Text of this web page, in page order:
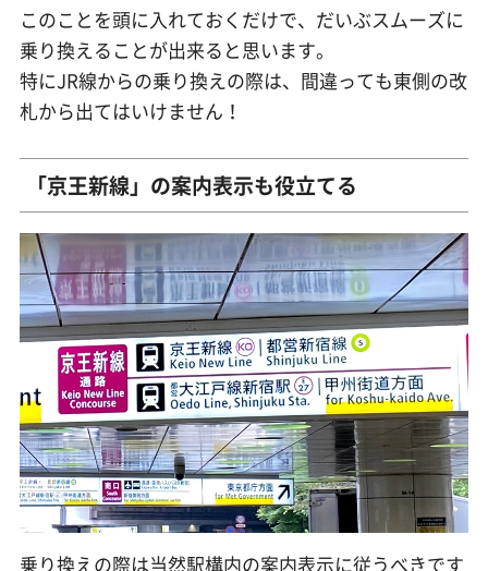
このことを頭に入れておくだけで、だいぶスムーズに
乗り換えることが出来ると思います。
特にJR線からの乗り換えの際は、間違っても東側の改
札から出てはいけません！
「京王新線」の案内表示も役立てる
乗り換えの際は当然駅構内の案内表示に従うべきです